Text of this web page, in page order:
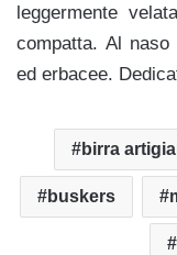
leggermente
compatta. Al
ed erbacee.
birra
buskers